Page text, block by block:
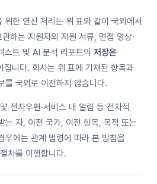
한 연산 처리는 위 표와 같이 국외에서
하는 지원자의 지원 서류, 면접 영상·
트 및 AI 분석 리포트의 저장은
집니다. 회사는 위 표에 기재된 항목과
를 국외로 이전하지 않습니다.
전자우편·서비스 내 알림 등 전자적
는 자, 이전 국가, 이전 항목, 목적 또는
우에는 관계 법령에 따라 본 방침을
차를 이행합니다.